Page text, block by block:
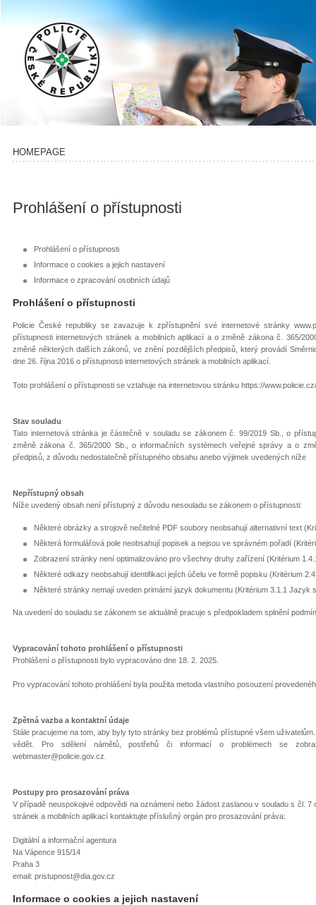
HOMEPAGE
Prohlášení o přístupnosti
Prohlášení o přístupnosti
Informace o cookies a jejich nastavení
Informace o zpracování osobních údajů
Prohlášení o přístupnosti
Policie České republiky se zavazuje k zpřístupnění své internetové stránky
přístupnosti internetových stránek a mobilních aplikací a o změně zákona č. 365/
změně některých dalších zákonů, ve znění pozdějších předpisů, který provádí
dne 26. října 2016 o přístupnosti internetových stránek a mobilních aplikací.
Toto prohlášení o přístupnosti se vztahuje na internetovou stránku https://www.policie.cz/
Stav souladu
Tato internetová stránka je částečně v souladu se zákonem č. 99/2019 Sb., o
změně zákona č. 365/2000 Sb., o informačních systémech veřejné správy a o
předpisů, z důvodu nedostatečně přístupného obsahu anebo výjimek uvedených níže
Nepřístupný obsah
Níže uvedený obsah není přístupný z důvodu nesouladu se zákonem o přístupnosti:
Některé obrázky a strojově nečitelné PDF soubory neobsahují alternativní text
Některá formulářová pole neobsahují popisek a nejsou ve správném pořadí
Zobrazení stránky není optimalizováno pro všechny druhy zařízení (Kritérium
Některé odkazy neobsahují identifikaci jejích účelu ve formě popisku (Kritérium
Některé stránky nemají uveden primární jazyk dokumentu (Kritérium 3.1.1 Jazyk
Na uvedení do souladu se zákonem se aktuálně pracuje s předpokladem splnění
Vypracování tohoto prohlášení o přístupnosti
Prohlášení o přístupnosti bylo vypracováno dne 18. 2. 2025.
Pro vypracování tohoto prohlášení byla použita metoda vlastního posouzení
Zpětná vazba a kontaktní údaje
Stále pracujeme na tom, aby byly tyto stránky bez problémů přístupné všem
vědět. Pro sdělení námětů, postřehů či informací o problémech se
webmaster@policie.gov.cz.
Postupy pro prosazování práva
V případě neuspokojivé odpovědi na oznámení nebo žádost zaslanou v souladu s čl.
stránek a mobilních aplikací kontaktujte příslušný orgán pro prosazování práva:
Digitální a informační agentura
Na Vápence 915/14
Praha 3
email: pristupnost@dia.gov.cz
Informace o cookies a jejich nastavení